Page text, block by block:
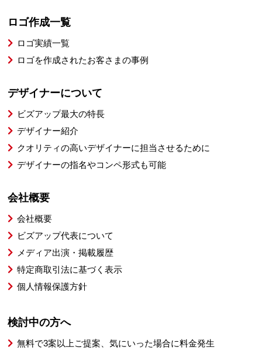
ロゴ作成一覧
ロゴ実績一覧
ロゴを作成されたお客さまの事例
デザイナーについて
ビズアップ最大の特長
デザイナー紹介
クオリティの高いデザイナーに担当させるために
デザイナーの指名やコンペ形式も可能
会社概要
会社概要
ビズアップ代表について
メディア出演・掲載履歴
特定商取引法に基づく表示
個人情報保護方針
検討中の方へ
無料で3案以上ご提案、気にいった場合に料金発生